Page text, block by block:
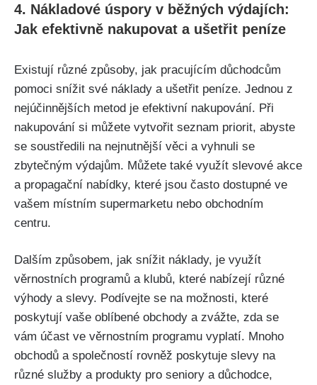
4. Nákladové úspory v běžných výdajích:
Jak efektivně nakupovat a ušetřit peníze
Existují různé způsoby, jak pracujícím důchodcům
pomoci snížit své náklady a ušetřit peníze. Jednou z
nejúčinnějších metod je efektivní nakupování. Při
nakupování si můžete vytvořit seznam priorit, abyste
se soustředili na nejnutnější věci a vyhnuli se
zbytečným výdajům. Můžete také využít slevové akce
a propagační nabídky, které jsou často dostupné ve
vašem místním supermarketu nebo obchodním
centru.
Dalším způsobem, jak snížit náklady, je využít
věrnostních programů a klubů, které nabízejí různé
výhody a slevy. Podívejte se na možnosti, které
poskytují vaše oblíbené obchody a zvážte, zda se
vám účast ve věrnostním programu vyplatí. Mnoho
obchodů a společností rovněž poskytuje slevy na
různé služby a produkty pro seniory a důchodce,